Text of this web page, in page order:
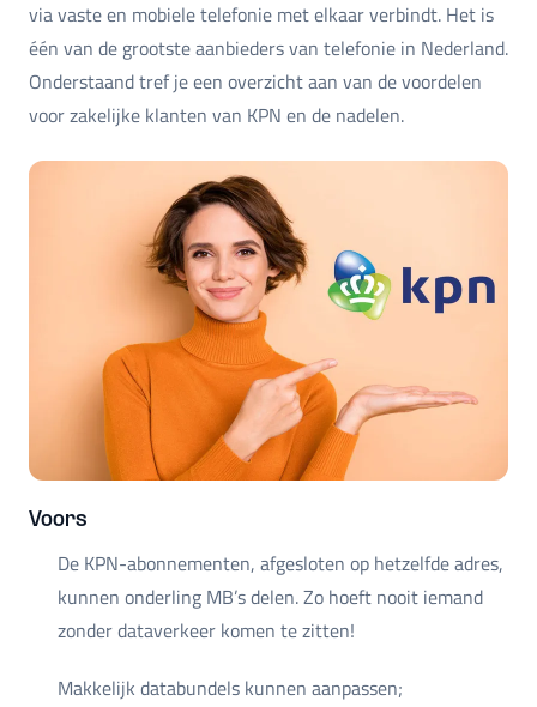
via vaste en mobiele telefonie met elkaar verbindt. Het is
één van de grootste aanbieders van telefonie in Nederland.
Onderstaand tref je een overzicht aan van de voordelen
voor zakelijke klanten van KPN en de nadelen.
Voors
De KPN-abonnementen, afgesloten op hetzelfde adres,
kunnen onderling MB’s delen. Zo hoeft nooit iemand
zonder dataverkeer komen te zitten!
Makkelijk databundels kunnen aanpassen;